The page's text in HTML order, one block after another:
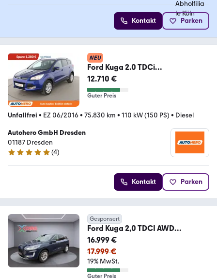
Kontakt Parken
NEU
Ford Kuga 2.0 TDCi
Titanium*TEMPO*CAM*PDC*SHZ
*KLIMA*
12.710 €
Guter Preis
Unfallfrei • EZ 06/2016• 75.830 km • 110 kW (150 PS) • Diesel
Autohero GmbH Dresden
01187 Dresden
5 Sterne
(4)
Kontakt Parken
Gesponsert
Ford Kuga 2,0 TDCI AWD
Automatik "Titanium"Navi
16.999 €
17.999 €
19% MwSt.
Guter Preis